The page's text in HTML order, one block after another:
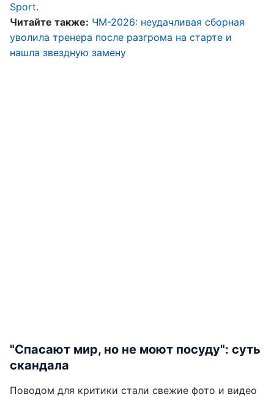
Sport.
Читайте также: ЧМ-2026: неудачливая сборная
уволила тренера после разгрома на старте и
нашла звездную замену
"Спасают мир, но не моют посуду": суть
скандала
Поводом для критики стали свежие фото и видео